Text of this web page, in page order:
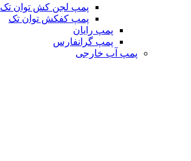
پمپ لجن کش توان تک
پمپ کفکش توان تک
پمپ رایان
پمپ گرانفارس
پمپ آب خارجی